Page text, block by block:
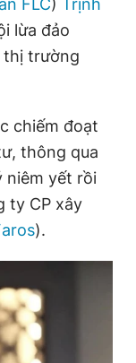
cáo
cáo
FLC) Trịnh
lừa đảo
thị trường
chiếm đoạt
thông qua
niêm yết rồi
ty CP xây
).